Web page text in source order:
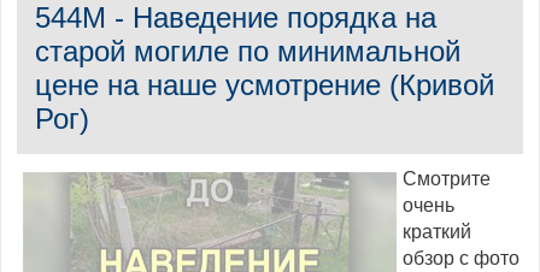
544M - Наведение порядка на
старой могиле по минимальной
цене на наше усмотрение (Кривой
Рог)
Смотрите
очень
краткий
обзор с фото